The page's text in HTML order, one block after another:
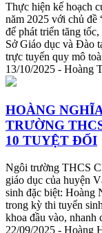
Thực hiện kế hoạch
năm 2025 với chủ đề
để phát triển tăng
Sở Giáo dục và Đào
trực tuyến quy mô
13/10/2025 - Hoàng
HOÀNG
TRƯỜNG
10 TUYỆT ĐỐI
Ngôi trường THCS
giáo dục của huyện
sinh đặc biệt: Hoàng
trong kỳ thi tuyển
khoa đầu vào, nhanh
22/09/2025 - Hoàng